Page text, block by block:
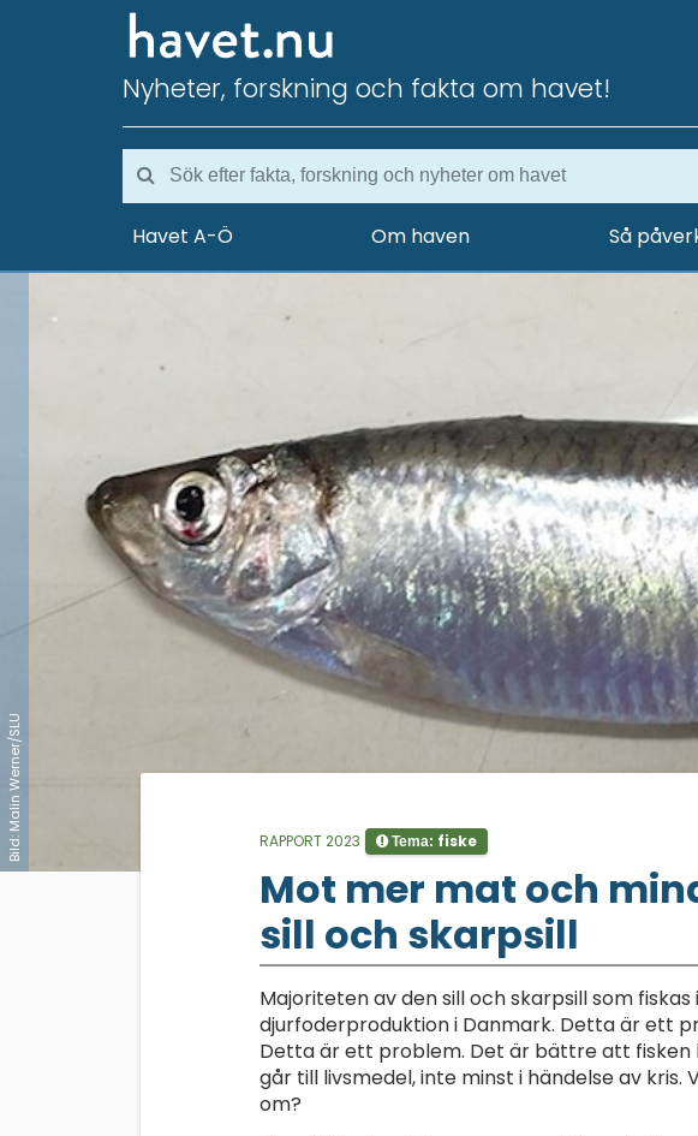
Nyheter, forskning och fakta om havet!
Havet A-Ö Om haven Så
Bild: Malin Werner/SLU RAPPORT 2023 Tema: fiske
Mot mer mat och
sill och skarpsill
Majoriteten av den sill och skarpsill som fiskas
djurfoderproduktion i Danmark. Detta är ett
Detta är ett problem. Det är bättre att fisken
går till livsmedel, inte minst i händelse av
om?